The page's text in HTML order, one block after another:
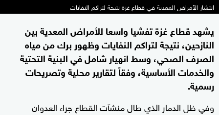
انتشار الأمراض المعدية في قطاع غزة نتيجة لتراكم النفايات
يشهد قطاع غزة تفشيا واسعا للأمراض المعدية بين
النازحين، نتيجة لتراكم النفايات وظهور برك من مياه
الصرف الصحي، وسط انهيار شامل في البنية التحتية
والخدمات الأساسية، وفقاً لتقارير محلية وتصريحات
رسمية.
وفي ظل الدمار الذي طال منشآت القطاع جراء العدوان